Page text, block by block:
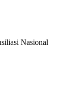
Nasional